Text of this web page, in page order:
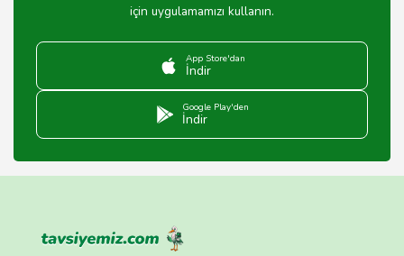
için uygulamamızı kullanın.
App Store'dan
İndir
Google Play'den
İndir